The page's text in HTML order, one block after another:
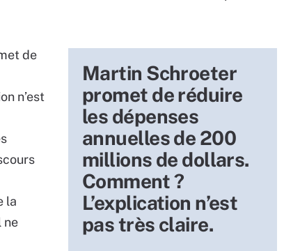
Martin Schroeter
promet de réduire
les dépenses
annuelles de 200
millions de dollars.
Comment ?
L’explication n’est
pas très claire.
de
n’est
la
ne